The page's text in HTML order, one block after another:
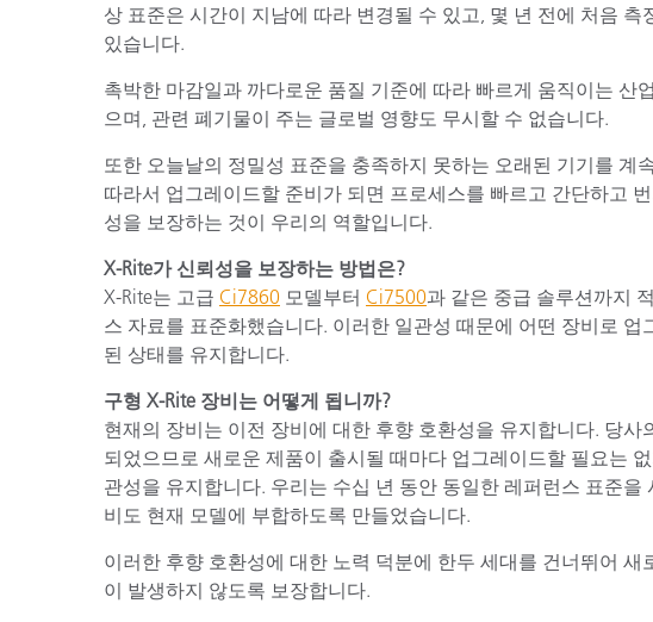
상 표준은 시간이 지남에 따라 변경될 수 있고, 몇 년 전에 처음
있습니다.
촉박한 마감일과 까다로운 품질 기준에 따라 빠르게 움직이는 산
으며, 관련 폐기물이 주는 글로벌 영향도 무시할 수 없습니다.
또한 오늘날의 정밀성 표준을 충족하지 못하는 오래된 기기를 계
따라서 업그레이드할 준비가 되면 프로세스를 빠르고 간단하고
성을 보장하는 것이 우리의 역할입니다.
X-Rite가 신뢰성을 보장하는 방법은?
X-Rite는 고급 Ci7860 모델부터 Ci7500과 같은 중급 솔루션까지
스 자료를 표준화했습니다. 이러한 일관성 때문에 어떤 장비로
된 상태를 유지합니다.
구형 X-Rite 장비는 어떻게 됩니까?
현재의 장비는 이전 장비에 대한 후향 호환성을 유지합니다. 당
되었으므로 새로운 제품이 출시될 때마다 업그레이드할 필요는
관성을 유지합니다. 우리는 수십 년 동안 동일한 레퍼런스 표준
비도 현재 모델에 부합하도록 만들었습니다.
이러한 후향 호환성에 대한 노력 덕분에 한두 세대를 건너뛰어
이 발생하지 않도록 보장합니다.